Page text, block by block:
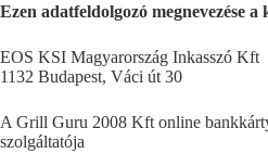
Ezen adatfeldolgozó megnevezése a
EOS KSI Magyarország Inkasszó Kft
1132 Budapest, Váci út 30
A Grill Guru 2008 Kft online
szolgáltatója